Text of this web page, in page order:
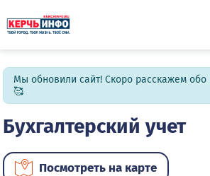
Мы обновили сайт! Скоро расскажем обо
🥰
Бухгалтерский учет
Посмотреть на карте